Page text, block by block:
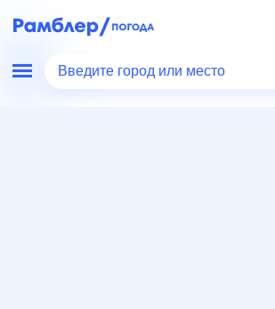
Введите город или место